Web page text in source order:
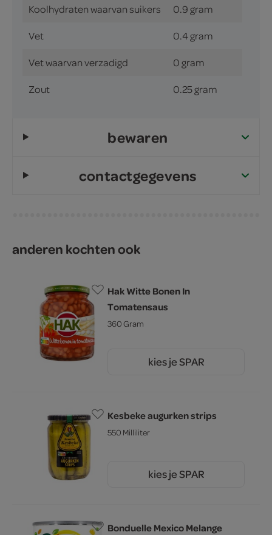
Koolhydraten waarvan suikers 0.9 gram
Vet 0.4 gram
Vet waarvan verzadigd 0 gram
Zout 0.25 gram
bewaren
contactgegevens
anderen kochten ook
Hak Witte Bonen In
Tomatensaus
360 Gram
kies je SPAR
Kesbeke augurken strips
550 Milliliter
kies je SPAR
Bonduelle Mexico Melange